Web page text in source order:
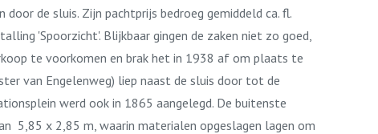
de sluis. Zijn pachtprijs bedroeg gemiddeld ca. fl.
'Spoorzicht'. Blijkbaar gingen de zaken niet zo goed,
te voorkomen en brak het in 1938 af om plaats te
van Engelenweg) liep naast de sluis door tot de
werd ook in 1865 aangelegd. De buitenste
5,85 x 2,85 m, waarin materialen opgeslagen lagen om